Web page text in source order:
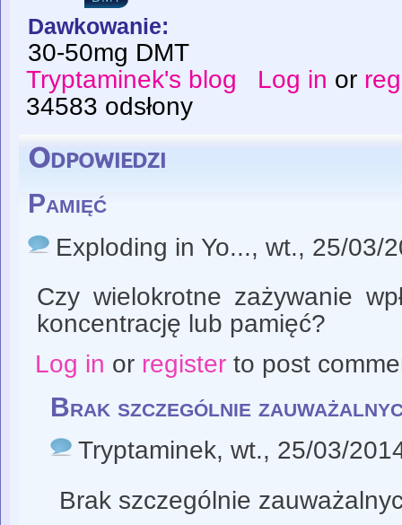
Dawkowanie:
30-50mg DMT
Tryptaminek's blog
Log in or
34583 odsłony
Odpowiedzi
Pamięć
Exploding in Yo..., wt., 25/03/
Czy wielokrotne zażywanie
koncentrację lub pamięć?
Log in or registerto post
Brak szczególnie
Tryptaminek, wt., 25/03/
Brak szczególnie